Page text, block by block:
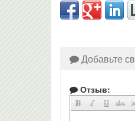
Добавьте
Отзыв: